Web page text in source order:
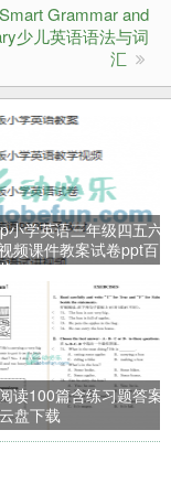
Smart Grammar and
少儿英语语法与词
汇
小学英语三年级四五六
频课件教案试卷ppt百
读100篇含练习题答案
盘下载